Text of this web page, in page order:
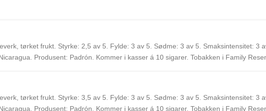
tørket frukt. Styrke: 2,5 av 5. Fylde: 3 av 5. Sødme: 3 av 5. Smaksintensitet: 3
Produsent: Padrón. Kommer i kasser á 10 sigarer. Tobakken i Family
tørket frukt. Styrke: 3,5 av 5. Fylde: 3 av 5. Sødme: 3 av 5. Smaksintensitet: 3
Produsent: Padrón. Kommer i kasser á 10 sigarer. Tobakken i Family